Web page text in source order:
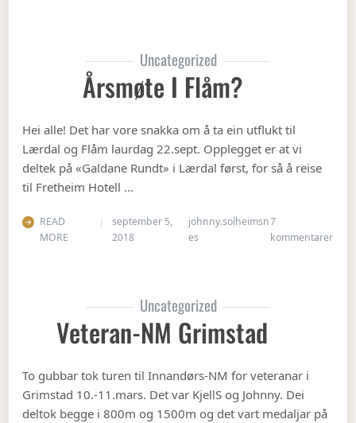
Uncategorized
Årsmøte I Flåm?
Hei alle! Det har vore snakka om å ta ein utflukt til
Lærdal og Flåm laurdag 22.sept. Opplegget er at vi
deltek på «Galdane Rundt» i Lærdal først, for så å reise
til Fretheim Hotell …
READ
MORE
september 5,
2018
johnny.solheimsn
es
7
kommentarertil
Uncategorized
Veteran-NM Grimstad
To gubbar tok turen til Innandørs-NM for veteranar i
Grimstad 10.-11.mars. Det var KjellS og Johnny. Dei
deltok begge i 800m og 1500m og det vart medaljar på